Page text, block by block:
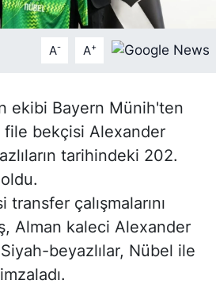
A- A+
ekibi Bayern Münih'ten
file bekçisi Alexander
tarihindeki 202.
çalışmalarını
Alman kaleci Alexander
beyazlılar, Nübel ile